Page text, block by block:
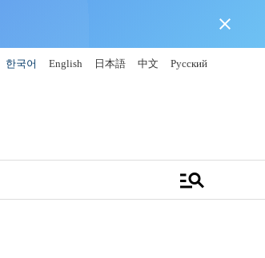
close
한국어 English 日本語 中文 Русский
manage_search